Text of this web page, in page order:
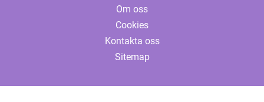
Om oss
Cookies
Kontakta oss
Sitemap